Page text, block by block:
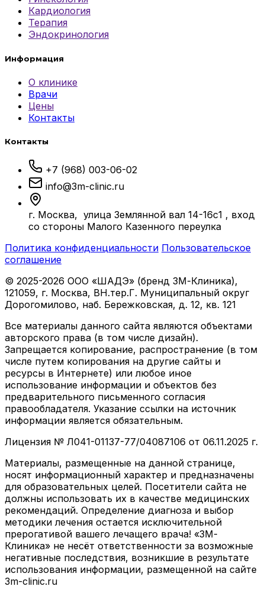
Кардиология
Терапия
Эндокринология
Информация
О клинике
Врачи
Цены
Контакты
Контакты
+7 (968) 003-06-02
info@3m-clinic.ru
г. Москва, улица Землянной вал 14-16с1 , вход
со стороны Малого Казенного переулка
Политика конфиденциальности Пользовательское
соглашение
© 2025-2026 ООО «ШАДЭ» (бренд 3М-Клиника),
121059, г. Москва, ВН.тер.Г. Муниципальный округ
Дорогомилово, наб. Бережковская, д. 12, кв. 121
Все материалы данного сайта являются объектами
авторского права (в том числе дизайн).
Запрещается копирование, распространение (в том
числе путем копирования на другие сайты и
ресурсы в Интернете) или любое иное
использование информации и объектов без
предварительного письменного согласия
правообладателя. Указание ссылки на источник
информации является обязательным.
Лицензия № Л041-01137-77/04087106 от 06.11.2025 г.
Материалы, размещенные на данной странице,
носят информационный характер и предназначены
для образовательных целей. Посетители сайта не
должны использовать их в качестве медицинских
рекомендаций. Определение диагноза и выбор
методики лечения остается исключительной
прерогативой вашего лечащего врача! «3М-
Клиника» не несёт ответственности за возможные
негативные последствия, возникшие в результате
использования информации, размещенной на сайте
3m-clinic.ru